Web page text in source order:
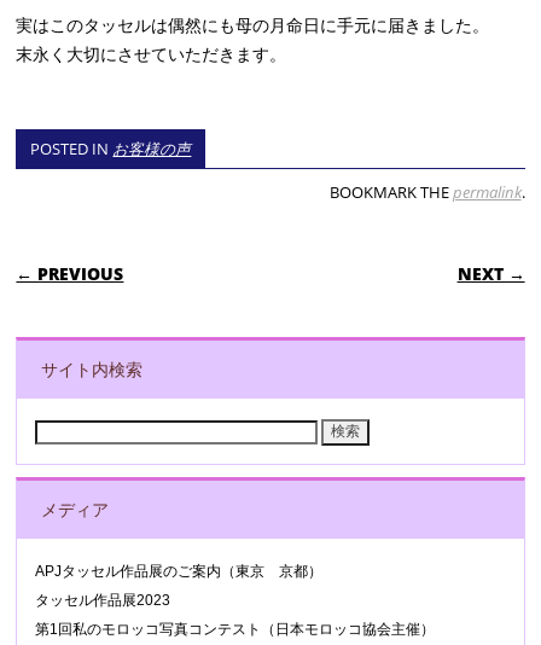
実はこのタッセルは偶然にも母の月命日に手元に届きました。
末永く大切にさせていただきます。
POSTED IN お客様の声
BOOKMARK THEpermalink.
POST NAVIGATION
← PREVIOUS NEXT →
サイト内検索
メディア
APJタッセル作品展のご案内（東京 京都）
タッセル作品展2023
第1回私のモロッコ写真コンテスト（日本モロッコ協会主催）